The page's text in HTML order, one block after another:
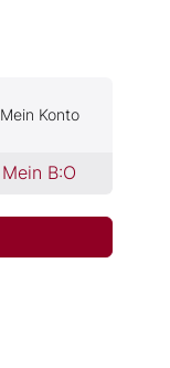
Mein Konto
Mein B:O